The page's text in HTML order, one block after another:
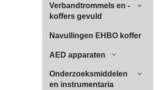
Verbandtrommels en -
koffers gevuld
Navullingen EHBO koffer
AED apparaten
Onderzoeksmiddelen
en instrumentaria